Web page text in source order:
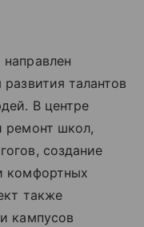
талантов
В центре
ремонт школ,
создание
комфортных
также
кампусов